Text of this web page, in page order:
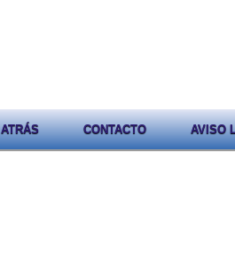
ATRÁS CONTACTO AVISO